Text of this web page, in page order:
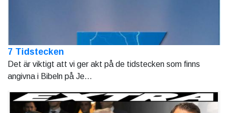
7 Tidstecken
Det är viktigt att vi ger akt på de tidstecken som finns
angivna i Bibeln på Je...